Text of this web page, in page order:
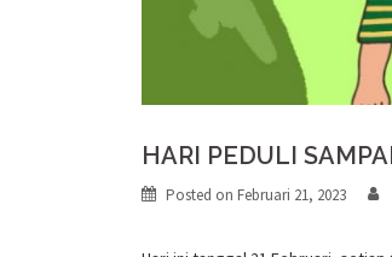
HARI PEDULI
Posted on Februari 21, 2023